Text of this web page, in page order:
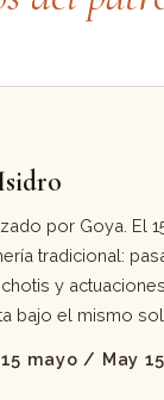
por Goya. El
tradicional:
y
bajo el mismo
mayo / May 15